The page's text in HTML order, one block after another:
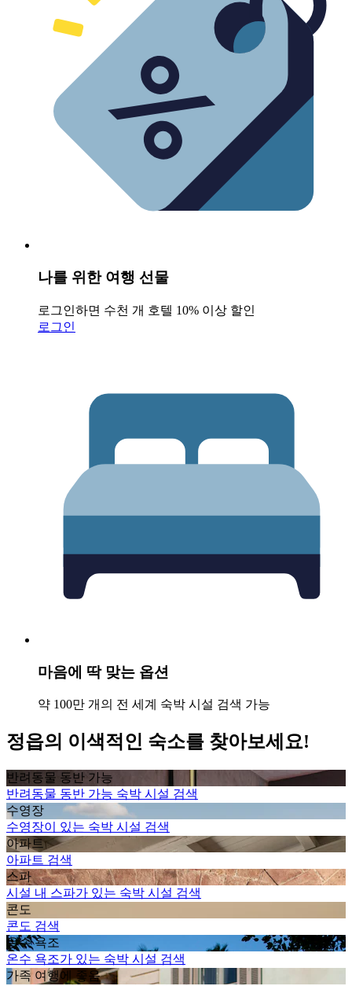
나를 위한 여행 선물
로그인하면 수천 개 호텔 10% 이상 할인
로그인
마음에 딱 맞는 옵션
약 100만 개의 전 세계 숙박 시설 검색 가능
정읍의 이색적인 숙소를 찾아보세요!
반려동물 동반 가능
반려동물 동반 가능 숙박 시설 검색
수영장
수영장이 있는 숙박 시설 검색
아파트
아파트 검색
스파
시설 내 스파가 있는 숙박 시설 검색
콘도
콘도 검색
온수 욕조
온수 욕조가 있는 숙박 시설 검색
가족 여행에 좋음